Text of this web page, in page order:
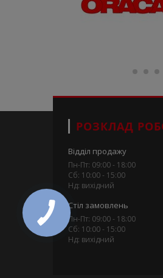
РОЗКЛАД
Відділ продажу
Пн-Пт: 09:00 - 18:00
Сб: 10:00 - 15:00
Нд: вихідний
Стіл замовлень
Пн-Пт: 09:00 - 18:00
Сб: 10:00 - 15:00
Нд: вихідний